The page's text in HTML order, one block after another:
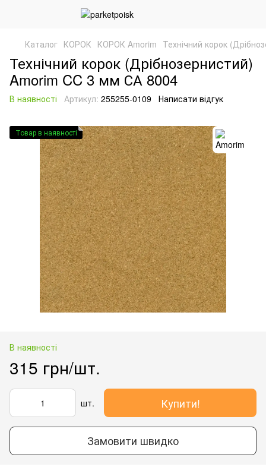
Каталог КОРОК КОРОК Amorim Технічний корок
Технічний корок (Дрібнозернистий)
Amorim CC 3 мм СА 8004
В наявності Артикул: 255255-0109 Написати відгук
Товар в наявності
В наявності
315 грн/шт.
шт. Купити!
Замовити швидко